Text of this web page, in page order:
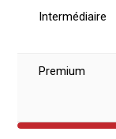
Intermédiaire
Premium